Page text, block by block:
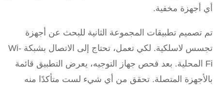
أي أجهزة مخفية.
تم تصميم تطبيقات المجموعة الثانية للبحث عن أجهزة
تجسس لاسلكية. لكي تعمل، تحتاج إلى الاتصال بشبكة Wi-
Fi المحلية. بعد فحص جهاز التوجيه، يعرض التطبيق قائمة
بالأجهزة المتصلة. تحقق من أي شيء لست متأكدًا منه